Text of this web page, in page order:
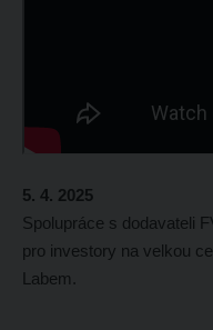
5. 4. 2025
Spolupráce s dodavateli
pro investory na velkou
Labem.